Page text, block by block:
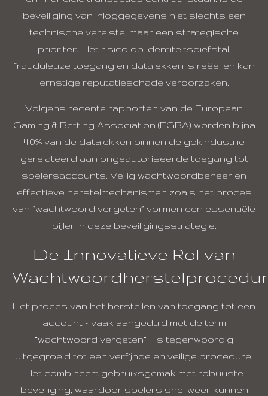
beveiliging van inloggegevens niet slechts een
technische vereiste, maar een strategische
prioriteit. Het risico op identiteitsdiefstal,
frauduleuze toegang en datalekken is reëel en kan
ernstige reputatieschade veroorzaken.
Volgens recente rapporten van de European
Gaming & Betting Association (EGBA) worden bijna
40% van de datalekken binnen de gokindustrie
gerelateerd aan ongeautoriseerde toegang tot
spelersaccounts. Veilig wachtwoordbeheer en
effectieve herstelmechanismen zoals het proces
van “wachtwoord vergeten” vormen een essentiële
pijler in deze beveiligingsstrategie.
De Innovatieve Rol van
Het proces van het herstellen van toegang tot een
account – vaak aangeduid met de term
“wachtwoord vergeten” – is tegenwoordig
uitgegroeid tot een verfijnde en veilige procedure.
Het combineert gebruiksgemak met robuuste
beveiliging, waardoor spelers snel weer kunnen